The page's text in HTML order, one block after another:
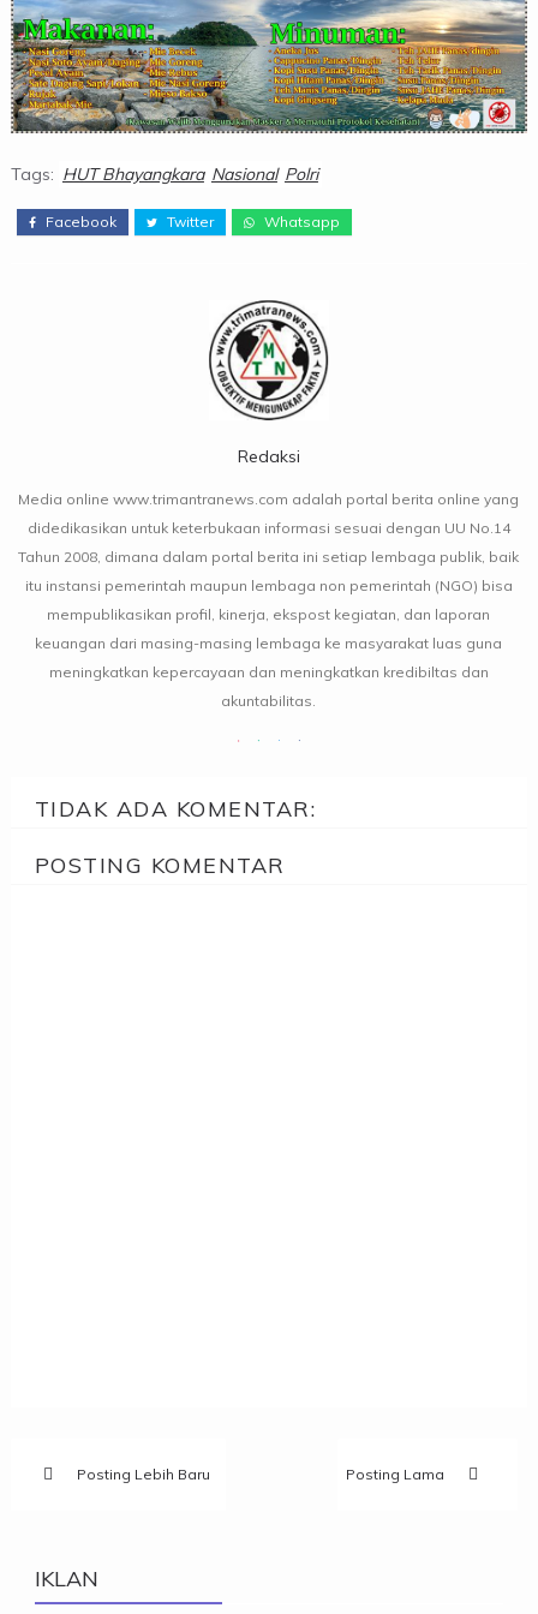
Tags: HUT Bhayangkara Nasional Polri
Facebook Twitter Whatsapp
Redaksi
Media online www.trimantranews.com adalah portal berita online yang
didedikasikan untuk keterbukaan informasi sesuai dengan UU No.14
Tahun 2008, dimana dalam portal berita ini setiap lembaga publik, baik
itu instansi pemerintah maupun lembaga non pemerintah (NGO) bisa
mempublikasikan profil, kinerja, ekspost kegiatan, dan laporan
keuangan dari masing-masing lembaga ke masyarakat luas guna
meningkatkan kepercayaan dan meningkatkan kredibiltas dan
akuntabilitas.
TIDAK ADA KOMENTAR:
POSTING KOMENTAR
Posting Lebih Baru Posting Lama
IKLAN